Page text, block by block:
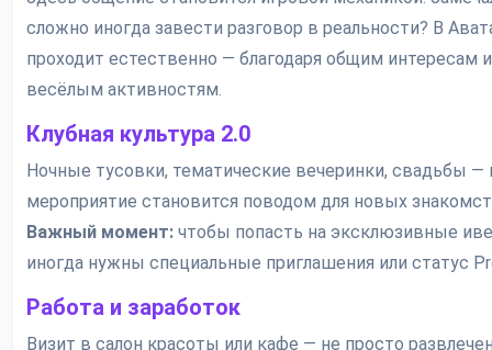
сложно иногда завести разговор в реальности? В
проходит естественно — благодаря общим интересам и
весёлым активностям.
Клубная культура 2.0
Ночные тусовки, тематические вечеринки, свадьбы —
мероприятие становится поводом для новых
Важный момент: чтобы попасть на эксклюзивные
иногда нужны специальные приглашения или статус
Работа и заработок
Визит в салон красоты или кафе — не просто